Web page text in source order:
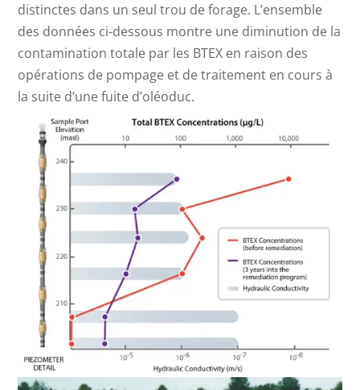
distinctes dans un seul trou de forage. L’ensemble
des données ci-dessous montre une diminution de la
contamination totale par les BTEX en raison des
opérations de pompage et de traitement en cours à
la suite d’une fuite d’oléoduc.